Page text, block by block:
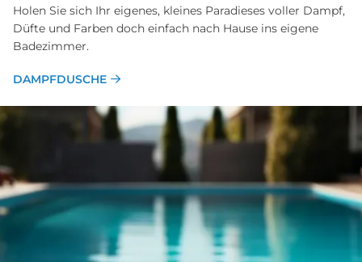
Holen Sie sich Ihr eigenes, kleines Paradieses voller Dampf,
Düfte und Farben doch einfach nach Hause ins eigene
Badezimmer.
DAMPFDUSCHE